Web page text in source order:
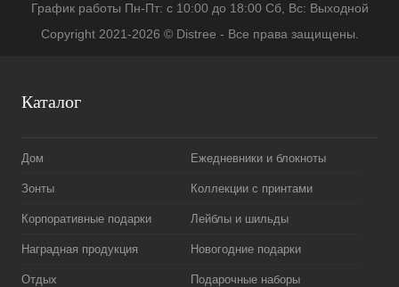
Каталог
Дом Ежедневники и блокноты
Зонты Коллекции с принтами
Корпоративные подарки Лейблы и шильды
Наградная продукция Новогодние подарки
Отдых Подарочные наборы
График работы Пн-Пт: с 10:00 до 18:00 Сб, Вс: Выходной
Copyright 2021-2026 © Distree - Все права защищены.